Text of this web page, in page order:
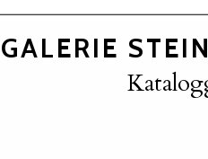
GALERIE